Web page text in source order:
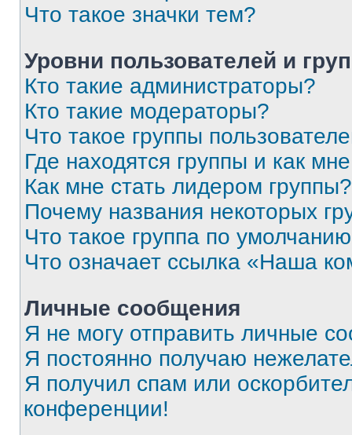
Что такое значки тем?
Уровни пользователей и
Кто такие администраторы?
Кто такие модераторы?
Что такое группы
Где находятся группы и как
Как мне стать лидером группы?
Почему названия некоторых
Что такое группа по
Что означает ссылка «Наша
Личные сообщения
Я не могу отправить личные
Я постоянно получаю
Я получил спам или
конференции!